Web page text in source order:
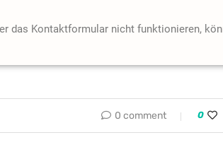
das Kontaktformular nicht funktionieren,
0 comment 0